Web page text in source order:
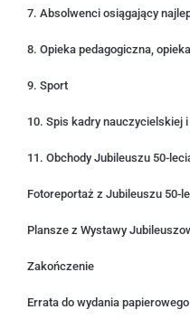
7. Absolwenci osiągający
8. Opieka pedagogiczna,
9. Sport
10. Spis kadry nauczycielskiej
11. Obchody Jubileuszu 50-
Fotoreportaż z Jubileuszu 50-
Plansze z Wystawy
Zakończenie
Errata do wydania papierowego